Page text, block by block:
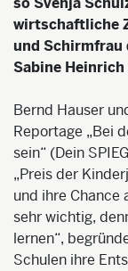
wirtschaftliche
und
Sabine
Bernd Hauser
Reportage „Bei
sein“ (Dein
„Preis der
und ihre Chance
sehr wichtig,
lernen“,
Schulen ihre